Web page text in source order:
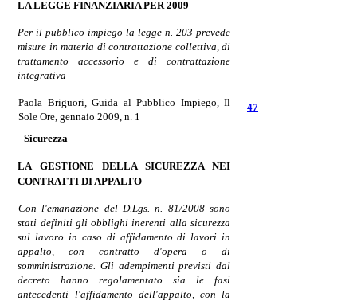
LA LEGGE FINANZIARIAPER 2009
Per il pubblico impiego la legge n. 203 prevede
misure in materia di contrattazione collettiva, di
trattamento accessorio e di contrattazione
integrativa
Paola Briguori, Guida al Pubblico Impiego, Il
Sole Ore, gennaio2009, n. 1
47
Sicurezza
LA GESTIONE DELLASICUREZZA NEI
CONTRATTI DI APPALTO
Con l'emanazione del D.Lgs. n. 81/2008 sono
stati definiti gli obblighi inerenti alla sicurezza
sul lavoro in caso di affidamento di lavori in
appalto, con contratto d'opera o di
somministrazione. Gli adempimenti previsti dal
decreto hanno regolamentato sia le fasi
antecedenti l'affidamento dell'appalto, con la